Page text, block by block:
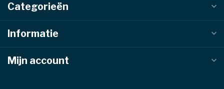
Categorieën
Informatie
Mijn account